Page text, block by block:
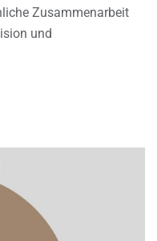
Zusammenarbeit
und